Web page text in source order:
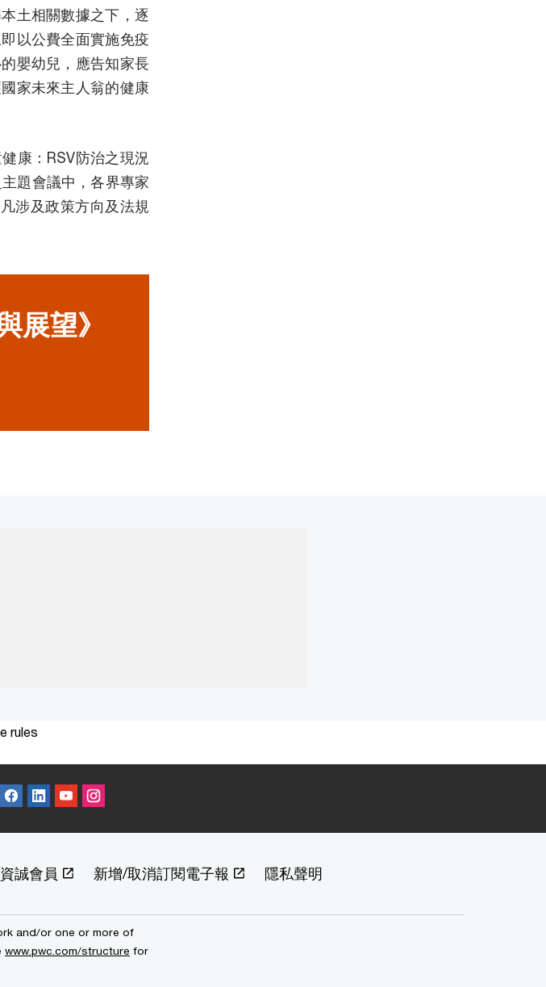
土相關數據之下，逐
以公費全面實施免疫
嬰幼兒，應告知家長
家未來主人翁的健康
康：RSV防治之現況
題會議中，各界專家
涉及政策方向及法規
展望》
rules
誠會員 新增/取消訂閱電子報 隱私聲明
and/or one or more of
www.pwc.com/structure for